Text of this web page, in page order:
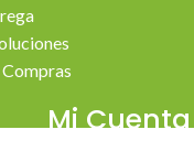
Mi Cuenta